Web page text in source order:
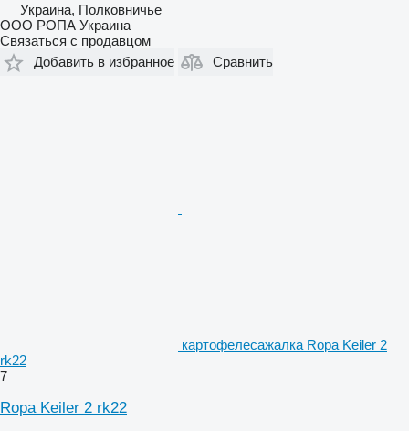
Украина, Полковничье
ООО РОПА Украина
Связаться с продавцом
Добавить в избранное
Сравнить
картофелесажалка Ropa Keiler 2
rk22
7
Ropa Keiler 2 rk22